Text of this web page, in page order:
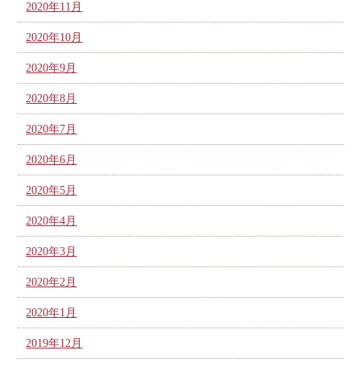
2020年11月
2020年10月
2020年9月
2020年8月
2020年7月
2020年6月
2020年5月
2020年4月
2020年3月
2020年2月
2020年1月
2019年12月